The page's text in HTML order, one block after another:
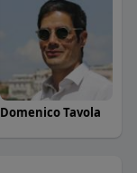
Domenico Tavola